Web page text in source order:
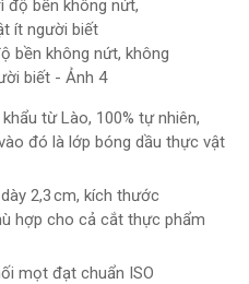
bền không nứt, không
biết - Ảnh 4
từ Lào, 100% tự nhiên,
đó là lớp bóng dầu thực vật
2,3 cm, kích thước
hợp cho cả cắt thực phẩm
mọt đạt chuẩn ISO